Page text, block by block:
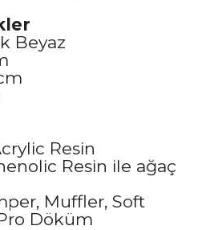
Beyaz
Resin
Resin ile ağaç
Muffler, Soft
Döküm